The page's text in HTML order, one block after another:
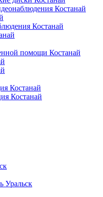
Костанай
Костанай
помощи Костанай
Костанай
Костанай
Уральск